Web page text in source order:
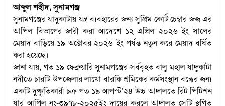
আব্দুল শহীদ, সুনামগঞ্জ
সুনামগঞ্জের যাদুকাটায় যন্ত্র ব্যবহারের জন্য সুপ্রিম কোর্ট চেম্বার জজ এর
আপিল বিভাগের জারী করা আদেশে ১২ এপ্রিল ২০২৬ ইং সালের
মেয়াদ বাড়িয়ে ১৯ অক্টোবর ২০২৬ ইং পর্যন্ত নতুন করে মেয়াদ বর্ধিত
করা হয়েছে।
জানা যায়, গত ১৯ ফেব্রুয়ারি সুনামগঞ্জের সর্ববৃহত বালু মহাল যাদুকাটা
নদীতে চারটি উপজেলার লাখো বারকি শ্রমিকের কর্মসংস্থান বন্ধের জন্য
একটি দুষ্কৃতিকারী চক্র গত ১৯ আগস্ট’২৪ উচ্চ আদালতে রিট পিটিশন
যার আপিল নং-৩৯৭৮-২০২৫ইং দায়ের করলে আদালত সেটি স্থগিত